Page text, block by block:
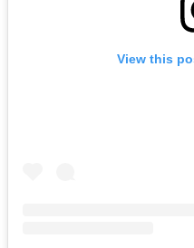
View this